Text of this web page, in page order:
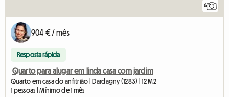
6
904 € / mês
Resposta rápida
Quarto para alugar em linda casa com jardim
Quarto em casa do anfitrião | Dardagny (1283) | 12 M2
1 pessoas | Mínimo de 1 mês